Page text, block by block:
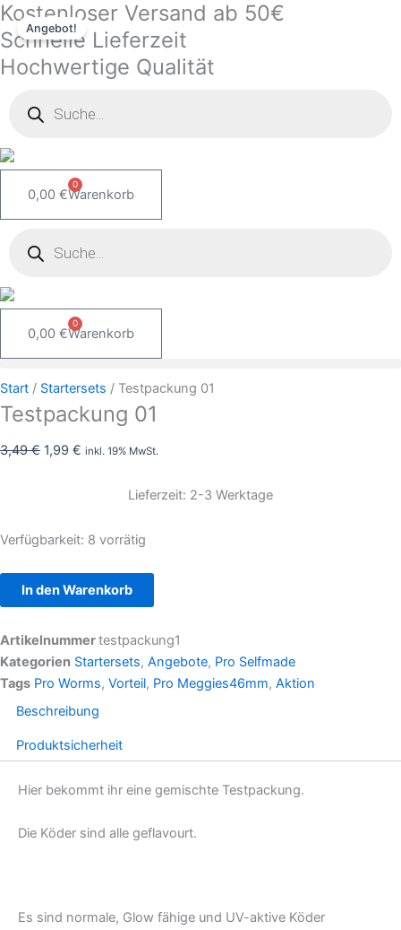
Zum
Inhalt
springen
Kostenloser Versand ab 50€
Schnelle Lieferzeit
Hochwertige Qualität
0,00 €
0
Warenkorb
Products
0,00 €
0
Warenkorb
Start / Startersets / Testpackung 01
Testpackung 01
3,49€
Ursprünglicher
Preis
war:
3,49 €
1,99 €
Aktueller
Preis
ist:
1,99 €.
inkl. 19% MwSt.
Lieferzeit: 2-3 Werktage
Verfügbarkeit: 8 vorrätig
Testpackung
01
Menge
In den Warenkorb
Angebot!
Artikelnummertestpackung1
Kategorien Startersets, Angebote, Pro Selfmade
Tags Pro Worms, Vorteil, Pro Meggies46mm, Aktion
Beschreibung
Produktsicherheit
Hier bekommt ihr eine gemischte Testpackung.
Die Köder sind alle geflavourt.
Es sind normale, Glow fähige und UV-aktive Köder